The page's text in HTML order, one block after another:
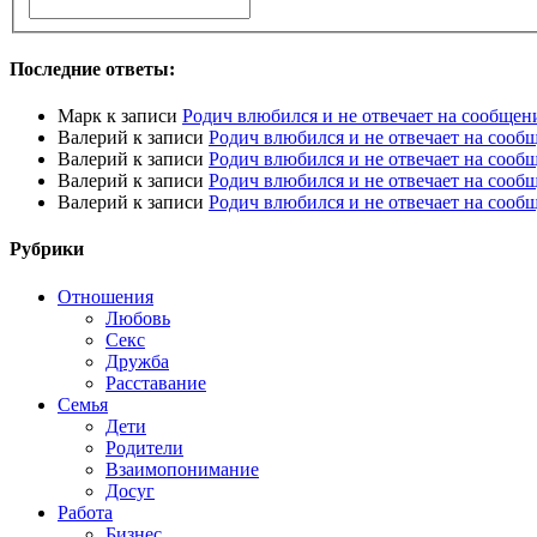
Последние ответы:
Марк к записи Родич влюбился и не отвечает на
Валерий к записи Родич влюбился и не отвечает на
Валерий к записи Родич влюбился и не отвечает на
Валерий к записи Родич влюбился и не отвечает на
Валерий к записи Родич влюбился и не отвечает на
Рубрики
Отношения
Любовь
Секс
Дружба
Расставание
Семья
Дети
Родители
Взаимопонимание
Досуг
Работа